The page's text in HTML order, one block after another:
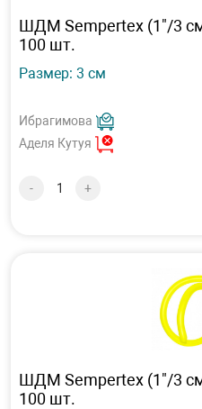
ШДМ Sempertex (1"/3
100 шт.
Размер: 3 см
Ибрагимова
Аделя Кутуя
- +
ШДМ Sempertex (1"/3
100 шт.